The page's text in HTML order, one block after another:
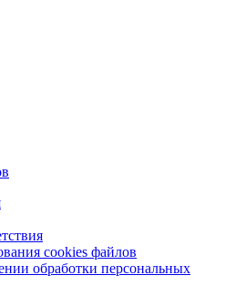
cookies файлов
обработки персональных